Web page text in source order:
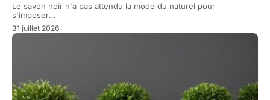
Le savon noir n'a pas attendu la mode du naturel pour
s'imposer…
31 juillet 2026